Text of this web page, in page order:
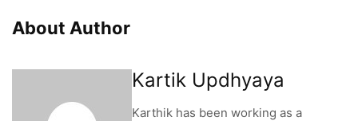
About Author
Kartik Updhyaya
Karthik has been working as a